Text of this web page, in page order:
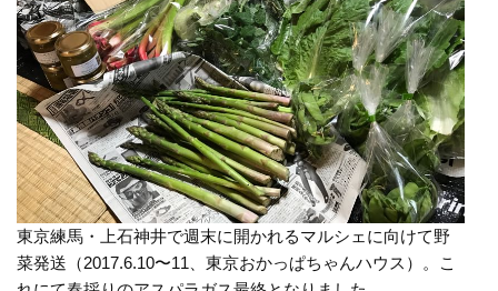
東京練馬・上石神井で週末に開かれるマルシェに向けて野
菜発送（2017.6.10〜11、東京おかっぱちゃんハウス）。こ